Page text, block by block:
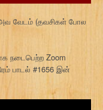
அவ வேடம் (தவசிகள் போல
நடைபெற்ற Zoom
பாடல் #1656 இன்